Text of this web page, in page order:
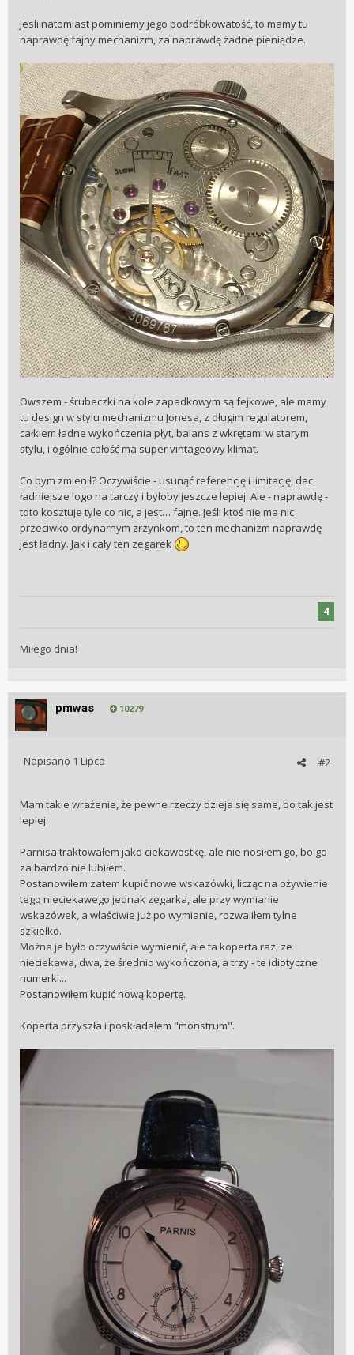
Jesli natomiast pominiemy jego podróbkowatość, to mamy tu
naprawdę fajny mechanizm, za naprawdę żadne pieniądze.
Owszem - śrubeczki na kole zapadkowym są fejkowe, ale mamy
tu design w stylu mechanizmu Jonesa, z długim regulatorem,
całkiem ładne wykończenia płyt, balans z wkrętami w starym
stylu, i ogólnie całość ma super vintageowy klimat.
Co bym zmienił? Oczywiście - usunąć referencję i limitację, dac
ładniejsze logo na tarczy i byłoby jeszcze lepiej. Ale - naprawdę -
toto kosztuje tyle co nic, a jest… fajne. Jeśli ktoś nie ma nic
przeciwko ordynarnym zrzynkom, to ten mechanizm naprawdę
jest ładny. Jak i cały ten zegarek
4
Miłego dnia!
pmwas 10279
#2
Napisano 1 Lipca
Mam takie wrażenie, że pewne rzeczy dzieja się same, bo tak jest
lepiej.
Parnisa traktowałem jako ciekawostkę, ale nie nosiłem go, bo go
za bardzo nie lubiłem.
Postanowiłem zatem kupić nowe wskazówki, licząc na ożywienie
tego nieciekawego jednak zegarka, ale przy wymianie
wskazówek, a właściwie już po wymianie, rozwaliłem tylne
szkiełko.
Można je było oczywiście wymienić, ale ta koperta raz, ze
nieciekawa, dwa, że średnio wykończona, a trzy - te idiotyczne
numerki...
Postanowiłem kupić nową kopertę.
Koperta przyszła i poskładałem "monstrum".